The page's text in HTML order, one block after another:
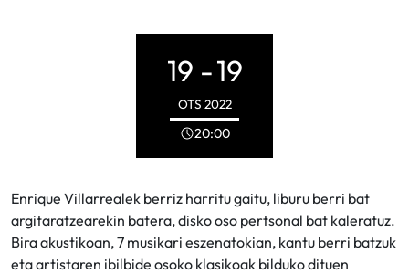
19 -19
OTS 2022
20:00
Enrique Villarrealek berriz harritu gaitu, liburu berri bat
argitaratzearekin batera, disko oso pertsonal bat kaleratuz.
Bira akustikoan, 7 musikari eszenatokian, kantu berri batzuk
eta artistaren ibilbide osoko klasikoak bilduko dituen